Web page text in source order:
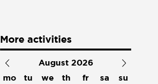
More activities
August 2026
mo
tu we th fr sa su